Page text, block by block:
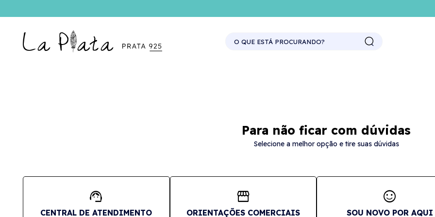
Para não ficar com dúvidas
Selecione a melhor opção e tire suas dúvidas
support_agent
CENTRAL DE ATENDIMENTO
storefront
ORIENTAÇÕES COMERCIAIS
sentiment_satisfied
SOU NOVO POR AQUI